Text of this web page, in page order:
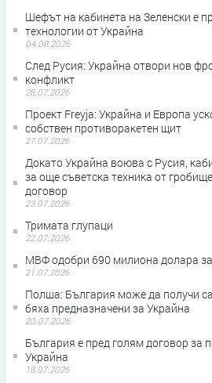
Шефът на кабинета на Зеленски е
технологии от Украйна
04.08.2026
След Русия: Украйна отвори нов
конфликт
28.07.2026
Проект Freyja: Украйна и Европа
собствен противоракетен щит
27.07.2026
Докато Украйна воюва с Русия,
за още съветска техника от
договор
23.07.2026
Тримата глупаци
22.07.2026
МВФ одобри 690 милиона долара
21.07.2026
Полша: България може да получи
бяха предназначени за Украйна
20.07.2026
България е пред голям договор за
Украйна
18.07.2026